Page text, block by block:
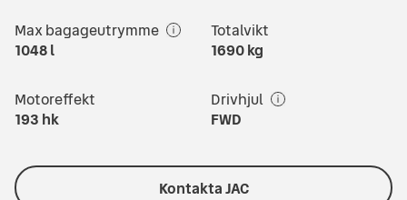
Max bagageutrymme
1048l
Totalvikt
1690kg
Motoreffekt
193 hk
Drivhjul
FWD
Kontakta JAC